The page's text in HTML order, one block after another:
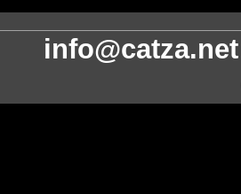
info@catza.net